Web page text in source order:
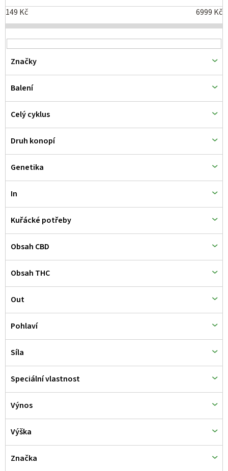
149 Kč 6999 Kč
Značky
Balení
Celý cyklus
Druh konopí
Genetika
In
Kuřácké potřeby
Obsah CBD
Obsah THC
Out
Pohlaví
Síla
Speciální vlastnost
Výnos
Výška
Značka
p
i
s
p
r
o
d
u
k
t
ů